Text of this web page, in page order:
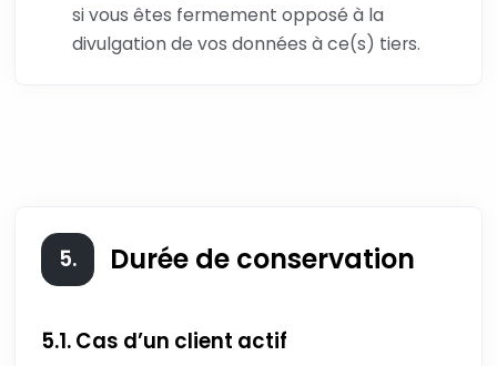
si vous êtes fermement opposé à la
divulgation de vos données à ce(s) tiers.
5. Durée de conservation
5.1. Cas d’un client actif